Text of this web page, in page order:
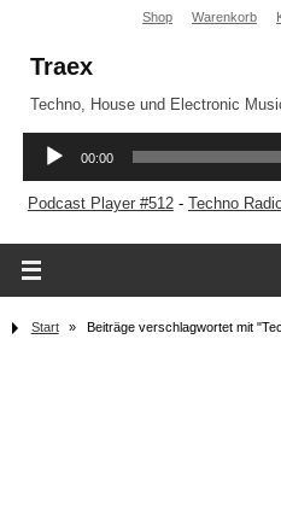
Shop Warenkorb
Traex
Techno, House und Electronic
Podcast Player #512- Techno
Start » Beiträge verschlagwortet mit